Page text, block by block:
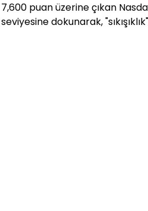
7,600 puan üzerine çıkan
seviyesine dokunarak,